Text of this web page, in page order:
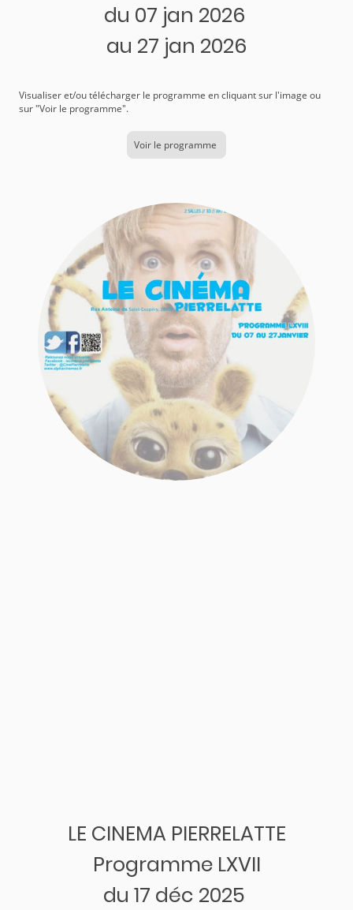
du 07 jan 2026
au 27 jan 2026
Visualiser et/ou télécharger le programme en cliquant sur l'image ou
sur "Voir le programme".
Voir le programme
LE CINEMA PIERRELATTE
Programme LXVII
du 17 déc 2025